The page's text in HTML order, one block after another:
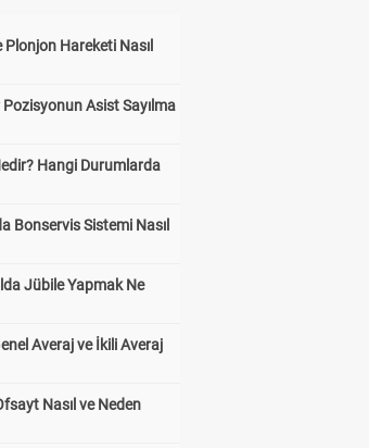
Hareketi Nasıl
Asist Sayılma
Hangi Durumlarda
Bonservis Sistemi Nasıl
Jübile Yapmak Ne
Averaj ve İkili Averaj
Nasıl ve Neden